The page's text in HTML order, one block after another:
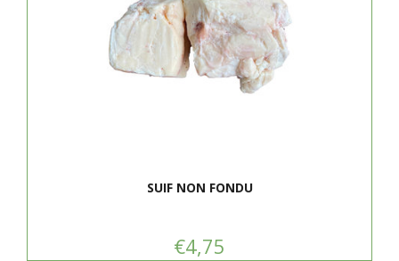
SUIF NON FONDU
€4,75